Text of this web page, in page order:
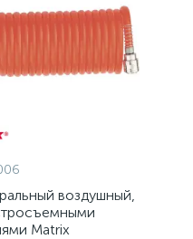
воздушный,
Matrix